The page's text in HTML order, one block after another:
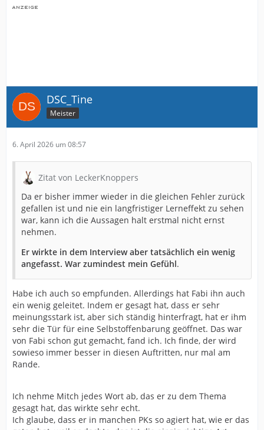
DSC_Tine
Meister
6. April 2026 um 08:57
Zitat von LeckerKnoppers
Da er bisher immer wieder in die gleichen Fehler zurück
gefallen ist und nie ein langfristiger Lerneffekt zu sehen
war, kann ich die Aussagen halt erstmal nicht ernst
nehmen.
Er wirkte in dem Interview aber tatsächlich ein wenig
angefasst. War zumindest mein Gefühl.
Habe ich auch so empfunden. Allerdings hat Fabi ihn auch
ein wenig geleitet. Indem er gesagt hat, dass er sehr
meinungsstark ist, aber sich ständig hinterfragt, hat er ihm
sehr die Tür für eine Selbstoffenbarung geöffnet. Das war
von Fabi schon gut gemacht, fand ich. Ich finde, der wird
sowieso immer besser in diesen Auftritten, nur mal am
Rande.
Ich nehme Mitch jedes Wort ab, das er zu dem Thema
gesagt hat, das wirkte sehr echt.
Ich glaube, dass er in manchen PKs so agiert hat, wie er das